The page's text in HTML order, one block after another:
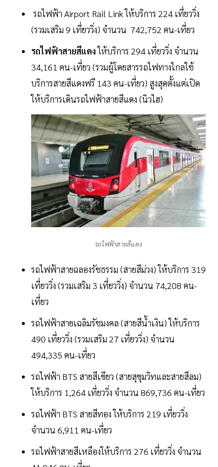
รถไฟฟ้า Airport Rail Link ให้บริการ 224 เที่ยววิ่ง
(รวมเสริม 9 เที่ยววิ่ง) จำนวน 742,752 คน-เที่ยว
รถไฟฟ้าสายสีแดงให้บริการ 294 เที่ยววิ่ง จำนวน
34,161 คน-เที่ยว (รวมผู้โดยสารรถไฟทางไกลใช้
บริการสายสีแดงฟรี 143 คน-เที่ยว) สูงสุดตั้งแต่เปิด
ให้บริการเดินรถไฟฟ้าสายสีแดง (นิวไฮ)
รถไฟฟ้าสายสีแดง
รถไฟฟ้าสายฉลองรัชธรรม (สายสีม่วง) ให้บริการ 319
เที่ยววิ่ง (รวมเสริม 3 เที่ยววิ่ง) จำนวน 74,208 คน-
เที่ยว
รถไฟฟ้าสายเฉลิมรัชมงคล (สายสีน้ำเงิน) ให้บริการ
490 เที่ยววิ่ง (รวมเสริม 27 เที่ยววิ่ง) จำนวน
494,335 คน-เที่ยว
รถไฟฟ้า BTS สายสีเขียว (สายสุขุมวิทและสายสีลม)
ให้บริการ 1,264 เที่ยววิ่ง จำนวน 869,736 คน-เที่ยว
รถไฟฟ้า BTS สายสีทอง ให้บริการ 219 เที่ยววิ่ง
จำนวน 6,911 คน-เที่ยว
รถไฟฟ้าสายสีเหลืองให้บริการ 276 เที่ยววิ่ง จำนวน